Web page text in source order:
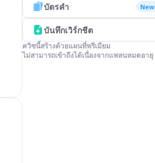
บัตรคำ New
บันทึกเวิร์กชีต
ควิซนี้สร้างด้วยแผนที่พรีเมียม
ไม่สามารถเข้าถึงได้เนื่องจากแพลนหมดอายุ